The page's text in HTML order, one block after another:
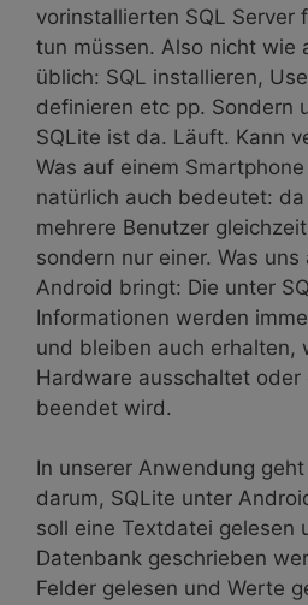
vorinstallierten SQL Server
tun müssen. Also nicht wie
üblich: SQL installieren,
definieren etc pp. Sondern
SQLite ist da. Läuft. Kann
Was auf einem
natürlich auch bedeutet:
mehrere Benutzer
sondern nur einer. Was
Android bringt: Die unter
Informationen werden
und bleiben auch erhalten,
Hardware ausschaltet
beendet wird.
In unserer Anwendung
darum, SQLite unter
soll eine Textdatei gelesen
Datenbank geschrieben
Felder gelesen und Werte